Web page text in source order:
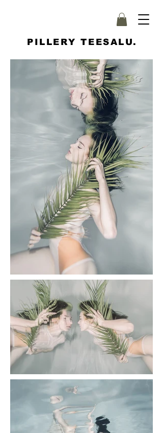
PILLERY TEESALU.